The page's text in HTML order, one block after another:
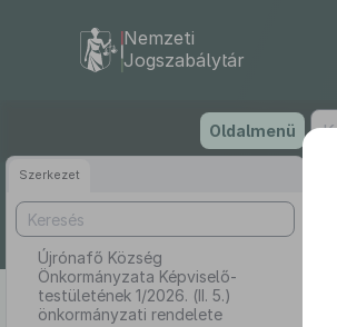
tartalomra
Nemzeti
Jogszabálytár
Oldalmenü
Szerkezet
Újrónafő Község
Önkormányzata Képviselő-
testületének 1/2026. (II. 5.)
önkormányzati rendelete